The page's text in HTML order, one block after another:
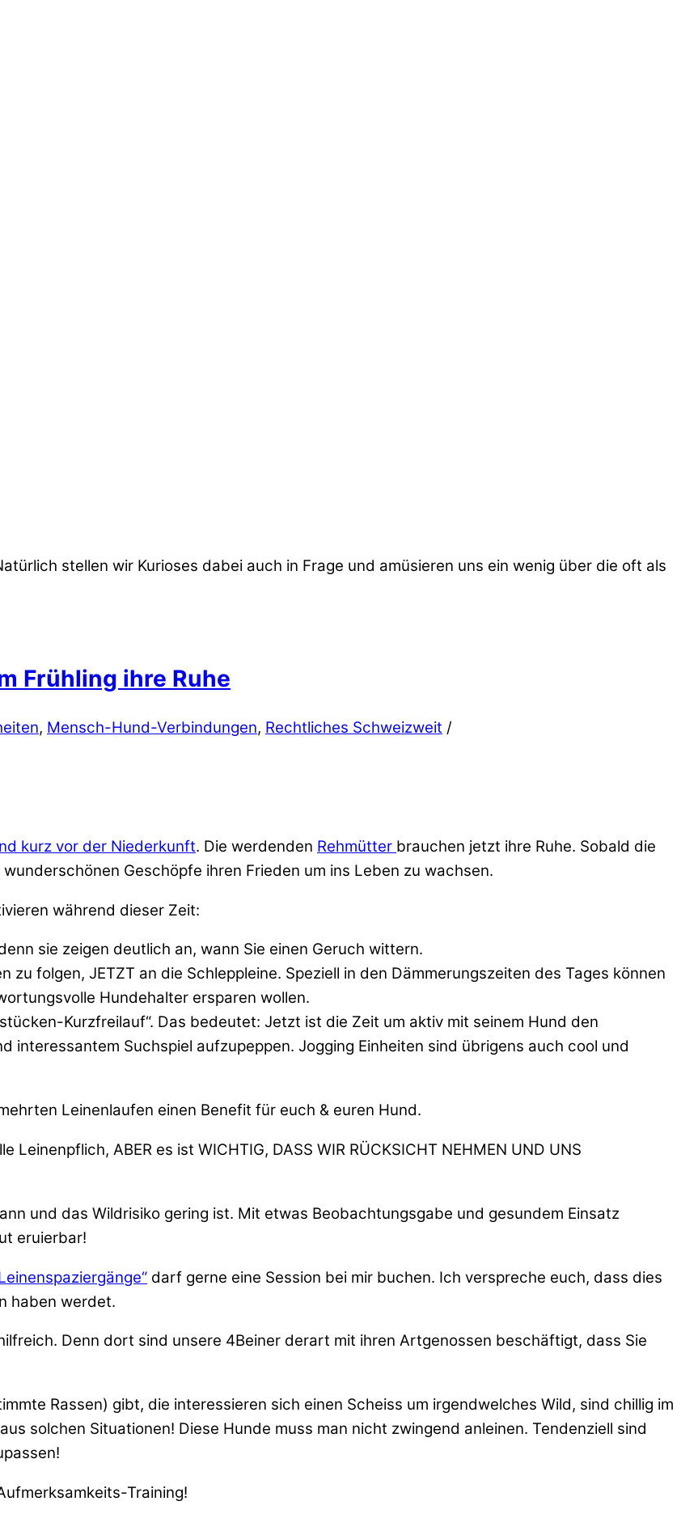
stellen wir Kurioses dabei auch in Frage und amüsieren uns ein wenig über die oft als
Frühling ihre Ruhe
, Mensch-Hund-Verbindungen, Rechtliches Schweizweit /
kurz vor der Niederkunft. Die werdenden Rehmütter brauchen jetzt ihre Ruhe. Sobald die
Geschöpfe ihren Frieden um ins Leben zu wachsen.
während dieser Zeit:
sie zeigen deutlich an, wann Sie einen Geruch wittern.
zu folgen, JETZT an die Schleppleine. Speziell in den Dämmerungszeiten des Tages können
Hundehalter ersparen wollen.
Kurzfreilauf“. Das bedeutet: Jetzt ist die Zeit um aktiv mit seinem Hund den
interessantem Suchspiel aufzupeppen. Jogging Einheiten sind übrigens auch cool und
Leinenlaufen einen Benefit für euch & euren Hund.
ABER es ist WICHTIG, DASS WIR RÜCKSICHT NEHMEN UND UNS
und das Wildrisiko gering ist. Mit etwas Beobachtungsgabe und gesundem Einsatz
eruierbar!
darf gerne eine Session bei mir buchen. Ich verspreche euch, dass dies
haben werdet.
Denn dort sind unsere 4Beiner derart mit ihren Artgenossen beschäftigt, dass Sie
Rassen) gibt, die interessieren sich einen Scheiss um irgendwelches Wild, sind chillig im
solchen Situationen! Diese Hunde muss man nicht zwingend anleinen. Tendenziell sind
Training!